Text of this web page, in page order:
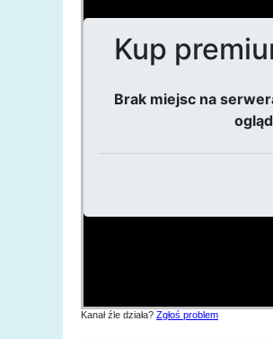
Kanał źle działa? Zgłoś problem